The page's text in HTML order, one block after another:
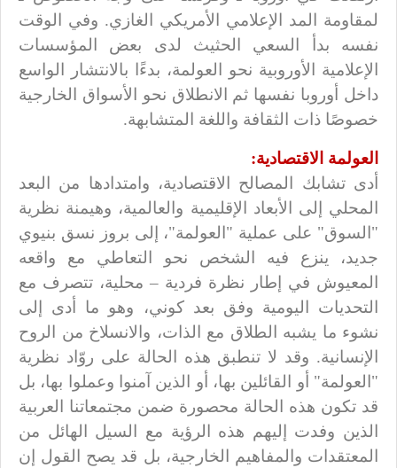
لمقاومة المد الإعلامي الأمريكي الغازي. وفي الوقت
نفسه بدأ السعي الحثيث لدى بعض المؤسسات
الإعلامية الأوروبية نحو العولمة، بدءًا بالانتشار الواسع
داخل أوروبا نفسها ثم الانطلاق نحو الأسواق الخارجية
خصوصًا ذات الثقافة واللغة المتشابهة.
العولمة الاقتصادية:
أدى تشابك المصالح الاقتصادية، وامتدادها من البعد
المحلي إلى الأبعاد الإقليمية والعالمية، وهيمنة نظرية
"السوق" على عملية "العولمة"، إلى بروز نسق بنيوي
جديد، ينزع فيه الشخص نحو التعاطي مع واقعه
المعيوش في إطار نظرة فردية – محلية، تتصرف مع
التحديات اليومية وفق بعد كوني، وهو ما أدى إلى
نشوء ما يشبه الطلاق مع الذات، والانسلاخ من الروح
الإنسانية. وقد لا تنطبق هذه الحالة على روّاد نظرية
"العولمة" أو القائلين بها، أو الذين آمنوا وعملوا بها، بل
قد تكون هذه الحالة محصورة ضمن مجتمعاتنا العربية
الذين وفدت إليهم هذه الرؤية مع السيل الهائل من
المعتقدات والمفاهيم الخارجية، بل قد يصح القول إن